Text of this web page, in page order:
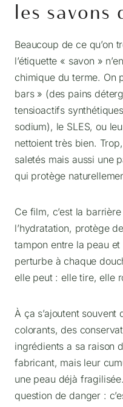
les savons
Beaucoup de ce qu’on
l’étiquette « savon »
chimique du terme. On
bars » (des pains
tensioactifs
sodium), le SLES, ou
nettoient très bien.
saletés mais aussi une
qui protège
Ce film, c’est la
l’hydratation, protège
tampon entre la peau et
perturbe à chaque
elle peut : elle tire, elle
À ça s’ajoutent
colorants, des
ingrédients a sa raison
fabricant, mais leur
une peau déjà
question de danger :